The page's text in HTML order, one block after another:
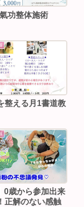
氣功整体施術
整える月1書道教
0歳から参加出来
正解のない感触